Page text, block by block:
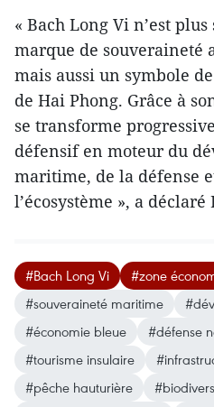
« Bach Long Vi n’est
marque de souveraineté
mais aussi un symbole
de Hai Phong. Grâce à
se transforme
défensif en moteur du
maritime, de la défense
l’écosystème », a
#Bach Long Vi
#zone
#souveraineté maritime
#économie bleue
#défense
#tourisme insulaire
#pêche hauturière